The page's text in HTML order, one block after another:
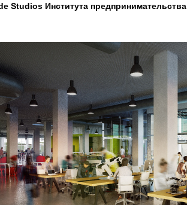
Studios Института